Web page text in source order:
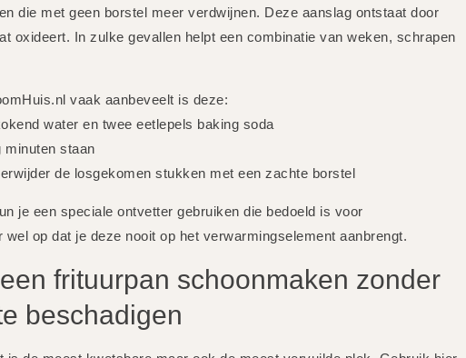
die met geen borstel meer verdwijnen. Deze aanslag ontstaat door
oxideert. In zulke gevallen helpt een combinatie van weken, schrapen
vaak aanbeveelt is deze:
water en twee eetlepels baking soda
minuten staan
de losgekomen stukken met een zachte borstel
je een speciale ontvetter gebruiken die bedoeld is voor
wel op dat je deze nooit op het verwarmingselement aanbrengt.
frituurpan schoonmaken zonder
beschadigen